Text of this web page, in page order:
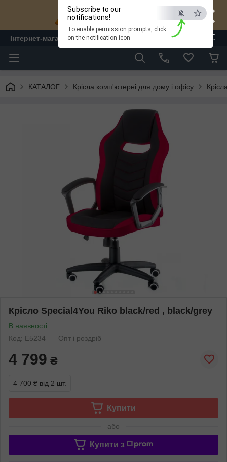
×
ESC
Subscribe to our
notifications!
To enable permission prompts, click
on the notification icon
Інтернет-магазин "ЛАМ" - меблі
КАТАЛОГ Крісла комп'ютерні для дому і офісу
Крісло Special4You Riko black/red , black/grey
В наявності
Код: E5234
Опт і роздріб
4 799 ₴
4 700 ₴ від 2 шт.
Купити
або
Купити з